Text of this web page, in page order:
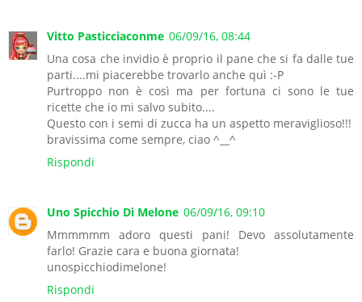
Vitto Pasticciaconme 06/09/16, 08:44
Una cosa che invidio è proprio il pane che si fa dalle tue
parti....mi piacerebbe trovarlo anche quì :-P
Purtroppo non è così ma per fortuna ci sono le tue
ricette che io mi salvo subito....
Questo con i semi di zucca ha un aspetto meraviglioso!!!
bravissima come sempre, ciao ^__^
Rispondi
Uno Spicchio Di Melone 06/09/16, 09:10
Mmmmmm adoro questi pani! Devo assolutamente
farlo! Grazie cara e buona giornata!
unospicchiodimelone!
Rispondi